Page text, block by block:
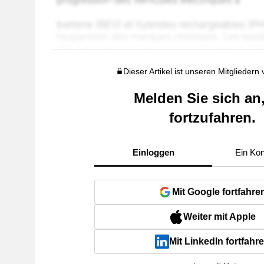
Dieser Artikel ist unseren Mitgliedern
Melden Sie sich
fortzufahren.
Einloggen Ein
Mit Google
Weiter mit Apple
Mit LinkedIn